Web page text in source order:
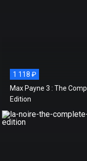
1 118 ₽
Max Payne 3 : The
Edition